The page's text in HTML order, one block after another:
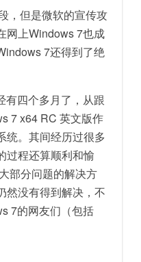
，但是微软的宣传攻
网上Windows 7也成
7还得到了绝
有四个多月了，从跟
7 x64 RC 英文版作
统。其间经历过很多
过程还算顺利和愉
部分问题的解决方
然没有得到解决，不
7的网友们（包括